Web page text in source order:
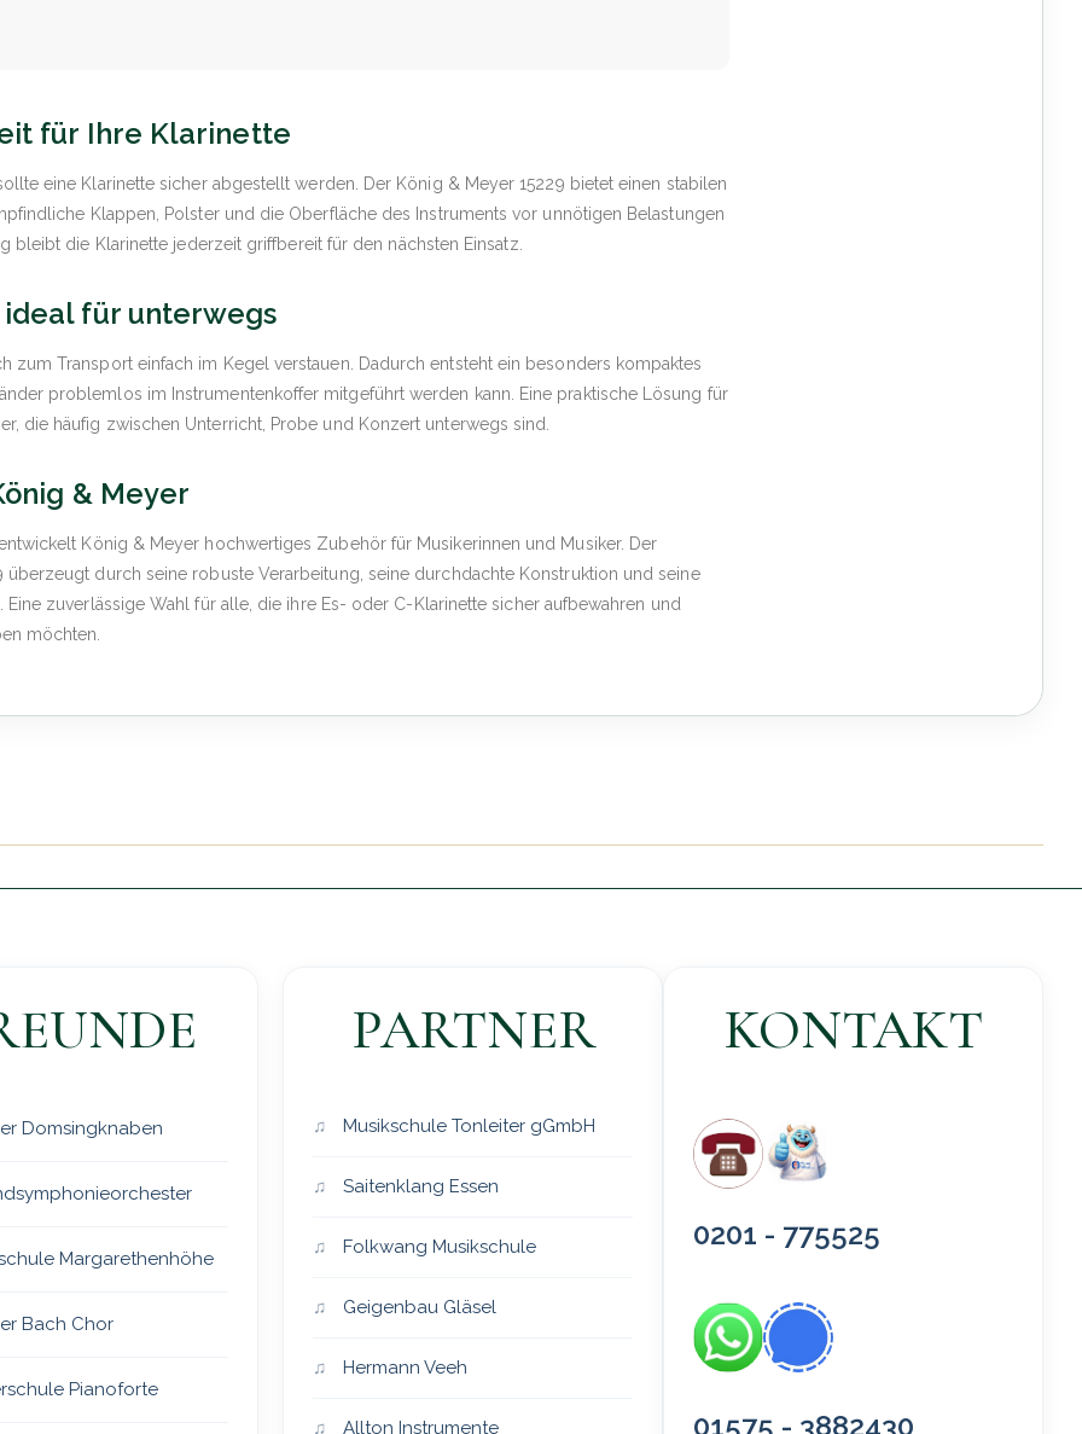
für Ihre Klarinette
eine Klarinette sicher abgestellt werden. Der König & Meyer 15229 bietet einen stabilen
Klappen, Polster und die Oberfläche des Instruments vor unnötigen Belastungen
bleibt die Klarinette jederzeit griffbereit für den nächsten Einsatz.
für unterwegs
zum Transport einfach im Kegel verstauen. Dadurch entsteht ein besonders kompaktes
problemlos im Instrumentenkoffer mitgeführt werden kann. Eine praktische Lösung für
die häufig zwischen Unterricht, Probe und Konzert unterwegs sind.
& Meyer
König & Meyer hochwertiges Zubehör für Musikerinnen und Musiker. Der
überzeugt durch seine robuste Verarbeitung, seine durchdachte Konstruktion und seine
Eine zuverlässige Wahl für alle, die ihre Es- oder C-Klarinette sicher aufbewahren und
möchten.
Domsingknaben
Margarethenhöhe
Bach Chor
Pianoforte
PARTNER
Musikschule Tonleiter gGmbH
Saitenklang Essen
Folkwang Musikschule
Geigenbau Gläsel
Hermann Veeh
Allton Instrumente
KONTAKT
0201 - 775525
01575 - 3882430